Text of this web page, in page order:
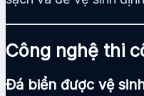
Công nghệ thi
Đá biển được vệ